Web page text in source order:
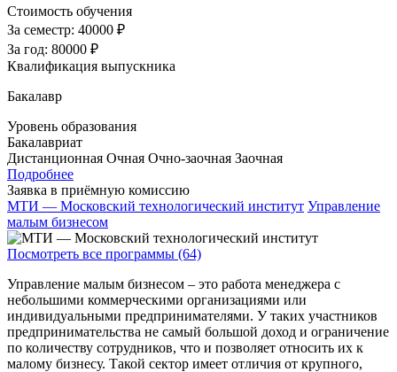
Стоимость обучения
За семестр: 40000 ₽
За год: 80000 ₽
Квалификация выпускника
Бакалавр
Уровень образования
Бакалавриат
Дистанционная Очная Очно-заочная Заочная
Подробнее
Заявка в приёмную комиссию
МТИ — Московский технологический институт Управление
малым бизнесом
Посмотреть все программы (64)
Управление малым бизнесом – это работа менеджера с
небольшими коммерческими организациями или
индивидуальными предпринимателями. У таких участников
предпринимательства не самый большой доход и ограничение
по количеству сотрудников, что и позволяет относить их к
малому бизнесу. Такой сектор имеет отличия от крупного,